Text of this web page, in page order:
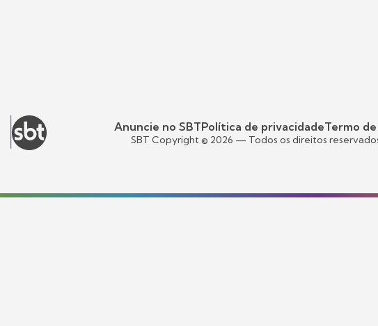
Anuncie no SBTPolítica de privacidadeTermo de
SBT Copyright © 2026 — Todos os direitos